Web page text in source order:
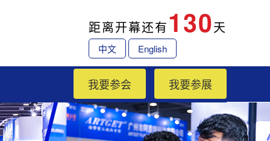
距离开幕还有130天
中文 English
我要参会 我要参展